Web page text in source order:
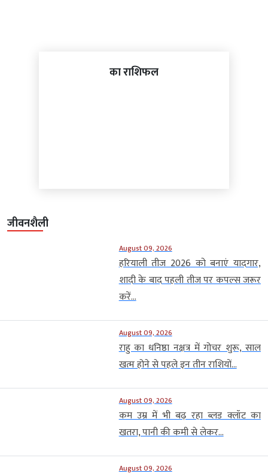
का राशिफल
जीवनशैली
August 09, 2026
हरियाली तीज 2026 को बनाएं यादगार,
शादी के बाद पहली तीज पर कपल्स जरूर
करें...
August 09, 2026
राहु का धनिष्ठा नक्षत्र में गोचर शुरू, साल
खत्म होने से पहले इन तीन राशियों...
August 09, 2026
कम उम्र में भी बढ़ रहा ब्लड क्लॉट का
खतरा, पानी की कमी से लेकर...
August 09, 2026